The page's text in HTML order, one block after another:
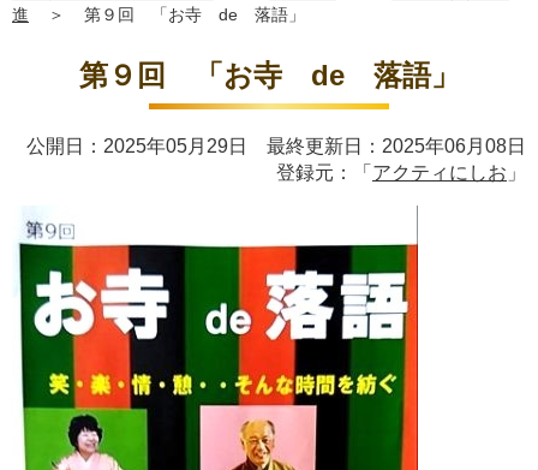
進
＞ 第９回 「お寺 de 落語」
第９回 「お寺 de 落語」
公開日：2025年05月29日 最終更新日：2025年06月08日
登録元：「 アクティにしお 」